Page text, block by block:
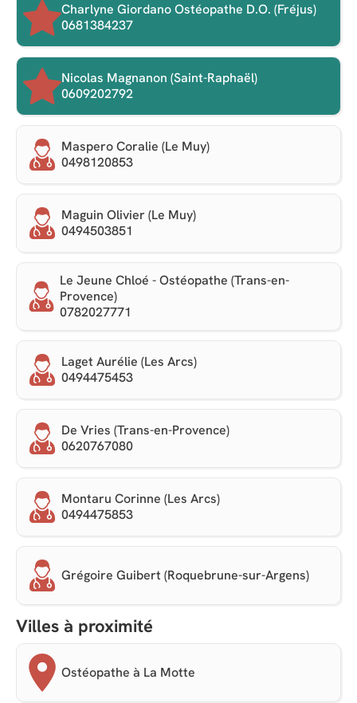
Charlyne Giordano Ostéopathe D.O. (Fréjus)
0681384237
Nicolas Magnanon (Saint-Raphaël)
0609202792
Maspero Coralie (Le Muy)
0498120853
Maguin Olivier (Le Muy)
0494503851
Le Jeune Chloé - Ostéopathe (Trans-en-
Provence)
0782027771
Laget Aurélie (Les Arcs)
0494475453
De Vries (Trans-en-Provence)
0620767080
Montaru Corinne (Les Arcs)
0494475853
Grégoire Guibert (Roquebrune-sur-Argens)
Villes à proximité
Ostéopathe à La Motte